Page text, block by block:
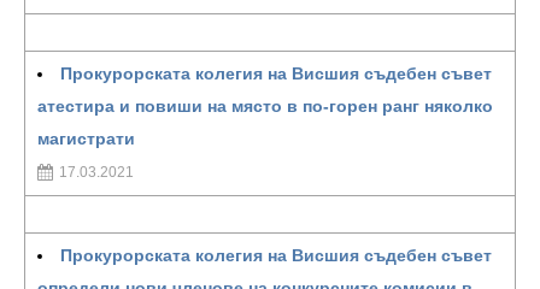
Прокурорската колегия на Висшия съдебен съвет
атестира и повиши на място в по-горен ранг няколко
магистрати
17.03.2021
Прокурорската колегия на Висшия съдебен съвет